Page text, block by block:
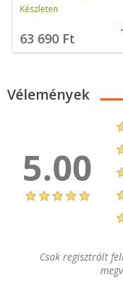
Készleten
63 690 Ft
Vélemények
5.00
Csak regisztrált